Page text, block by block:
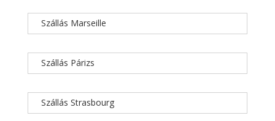
Szállás Marseille
Szállás Párizs
Szállás Strasbourg